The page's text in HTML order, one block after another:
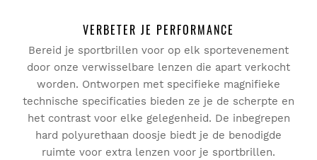
VERBETER JE PERFORMANCE
Bereid je sportbrillen voor op elk sportevenement
door onze verwisselbare lenzen die apart verkocht
worden. Ontworpen met specifieke magnifieke
technische specificaties bieden ze je de scherpte en
het contrast voor elke gelegenheid. De inbegrepen
hard polyurethaan doosje biedt je de benodigde
ruimte voor extra lenzen voor je sportbrillen.